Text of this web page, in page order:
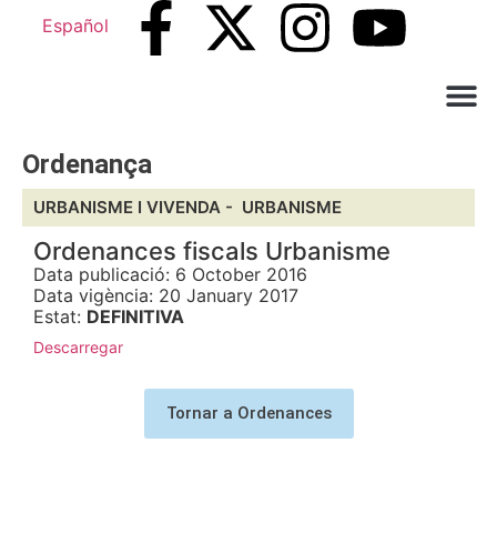
Español
Ordenança
URBANISME I VIVENDA - URBANISME
Ordenances fiscals Urbanisme
Data publicació: 6 October 2016
Data vigència: 20 January 2017
Estat: DEFINITIVA
Descarregar
Tornar a Ordenances